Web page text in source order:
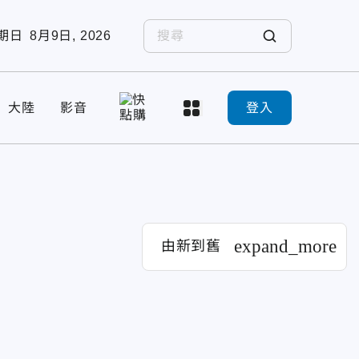
日 8月9日, 2026
大陸 影音 登入
由新到舊 expand_more